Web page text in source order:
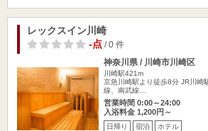
レックスイン川崎
-点/ 0 件
神奈川県 / 川崎市川崎区
川崎駅421m
京急川崎駅より徒歩8分 JR川崎
線、南武線…
営業時間 0:00～24:00
入浴料金 1,200円～
日帰り 宿泊 ホテル